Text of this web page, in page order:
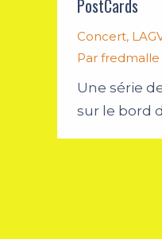
PostCards
Concert,
Par fredmalle
Une série
sur le bord